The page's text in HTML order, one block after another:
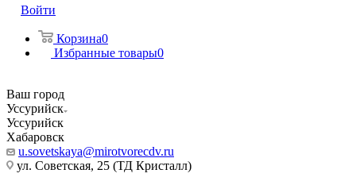
Войти
Корзина0
Избранные товары0
Ваш город
Уссурийск
Уссурийск
Хабаровск
u.sovetskaya@mirotvorecdv.ru
ул. Советская, 25 (ТД Кристалл)